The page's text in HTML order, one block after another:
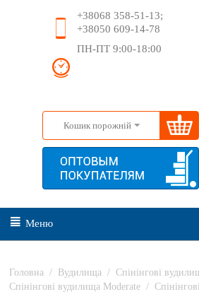
+38068 358-51-13;
+38050 609-14-78
ПН-ПТ 9:00-18:00
Кошик порожній
Меню
Головна / Вудилища / Спінінгові
Спінінгові вудилища Moderate /